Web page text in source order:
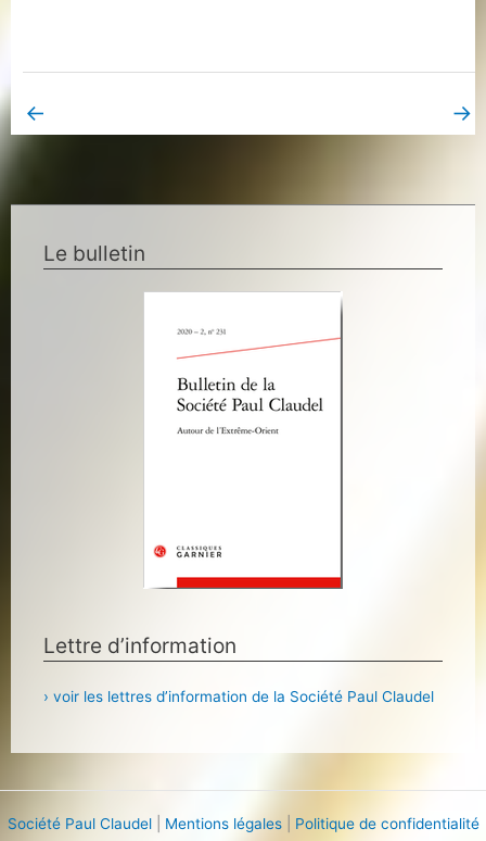
← →
Le bulletin
Lettre d’information
› voir les lettres d’information de la Société Paul Claudel
Société Paul Claudel| Mentions légales| Politique de confidentialité